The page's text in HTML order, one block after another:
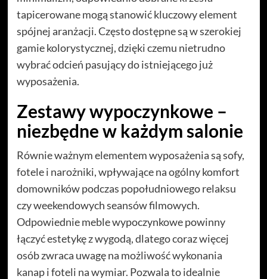
tapicerowane mogą stanowić kluczowy element
spójnej aranżacji. Często dostępne są w szerokiej
gamie kolorystycznej, dzięki czemu nietrudno
wybrać odcień pasujący do istniejącego już
wyposażenia.
Zestawy wypoczynkowe –
niezbędne w każdym salonie
Równie ważnym elementem wyposażenia są sofy,
fotele i narożniki, wpływające na ogólny komfort
domowników podczas popołudniowego relaksu
czy weekendowych seansów filmowych.
Odpowiednie meble wypoczynkowe powinny
łączyć estetykę z wygodą, dlatego coraz więcej
osób zwraca uwagę na możliwość wykonania
kanap i foteli na wymiar. Pozwala to idealnie